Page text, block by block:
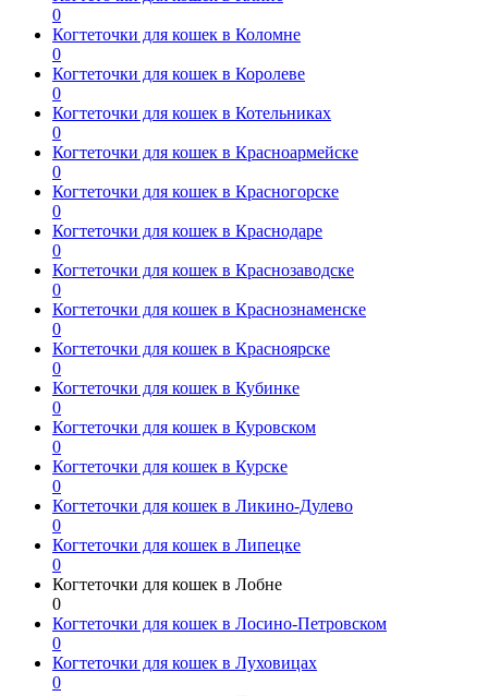
0
Когтеточки для кошек в Коломне
0
Когтеточки для кошек в Королеве
0
Когтеточки для кошек в Котельниках
0
Когтеточки для кошек в Красноармейске
0
Когтеточки для кошек в Красногорске
0
Когтеточки для кошек в Краснодаре
0
Когтеточки для кошек в Краснозаводске
0
Когтеточки для кошек в Краснознаменске
0
Когтеточки для кошек в Красноярске
0
Когтеточки для кошек в Кубинке
0
Когтеточки для кошек в Куровском
0
Когтеточки для кошек в Курске
0
Когтеточки для кошек в Ликино-Дулево
0
Когтеточки для кошек в Липецке
0
Когтеточки для кошек в Лобне
0
Когтеточки для кошек в Лосино-Петровском
0
Когтеточки для кошек в Луховицах
0